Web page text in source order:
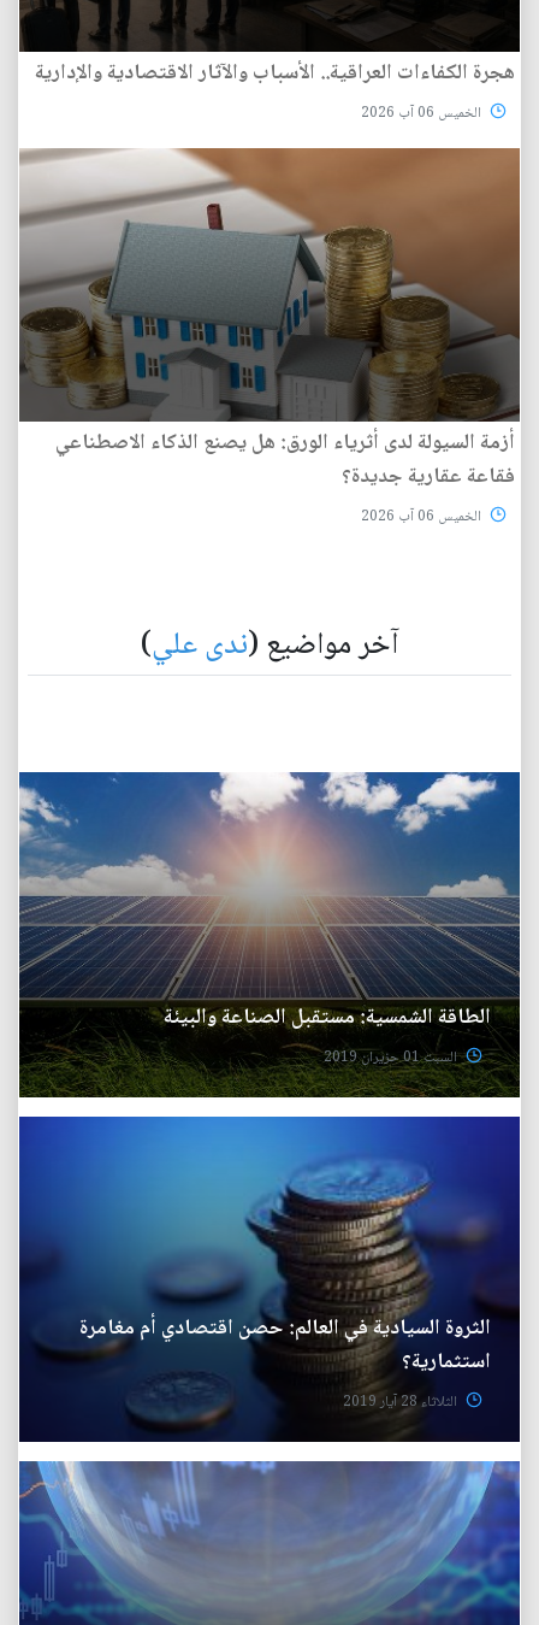
هجرة الكفاءات العراقية.. الأسباب والآثار الاقتصادية والإدارية
الخميس 06 آب 2026
أزمة السيولة لدى أثرياء الورق: هل يصنع الذكاء الاصطناعي
فقاعة عقارية جديدة؟
الخميس 06 آب 2026
آخر مواضيع (ندى علي)
الطاقة الشمسية: مستقبل الصناعة والبيئة
السبت 01 حزيران 2019
الثروة السيادية في العالم: حصن اقتصادي أم مغامرة
استثمارية؟
الثلاثاء 28 آيار 2019